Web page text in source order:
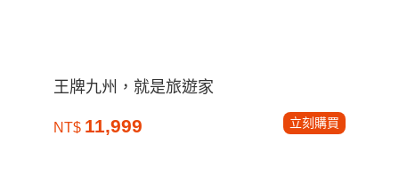
王牌九州，就是旅遊家
NT$ 11,999 立刻購買